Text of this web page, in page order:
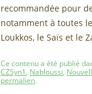
recommandée pour
notamment à toutes
Loukkos, le Saïs et le
Ce contenu a été publié
CZSyn1, Nabloussi,
permalien.